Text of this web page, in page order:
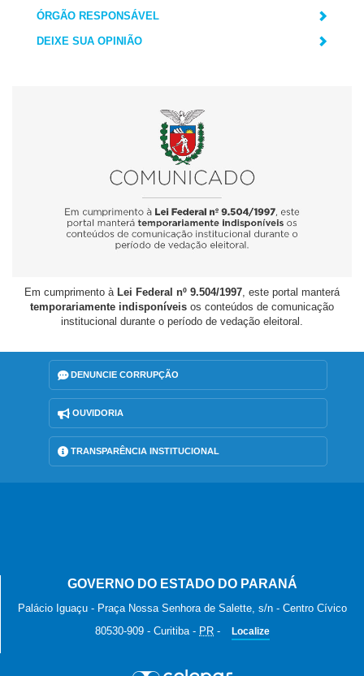
ÓRGÃO RESPONSÁVEL
DEIXE SUA OPINIÃO
Em cumprimento à Lei Federal nº 9.504/1997, este portal manterá
temporariamente indisponíveis os conteúdos de comunicação
institucional durante o período de vedação eleitoral.
DENUNCIE CORRUPÇÃO
OUVIDORIA
TRANSPARÊNCIA INSTITUCIONAL
GOVERNO DO ESTADO DO PARANÁ
Palácio Iguaçu - Praça Nossa Senhora de Salette, s/n - Centro Cívico
80530-909 - Curitiba- PR - Localize